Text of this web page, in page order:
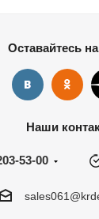
Оставайтесь
Наши
53-00